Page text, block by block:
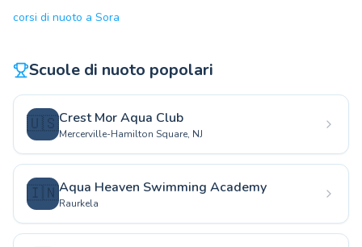
corsi di nuoto a Sora
Scuole di nuoto popolari
🇺🇸Crest Mor Aqua Club
Mercerville-Hamilton Square, NJ
🇮🇳Aqua Heaven Swimming Academy
Raurkela